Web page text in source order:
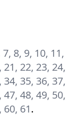
8, 9, 10, 11,
21, 22, 23, 24,
34, 35, 36, 37,
47, 48, 49, 50,
61.